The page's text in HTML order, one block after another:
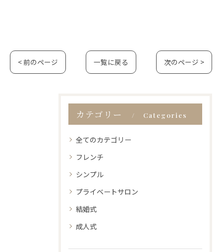
< 前のページ 一覧に戻る 次のページ >
カテゴリー Categories
全てのカテゴリー
フレンチ
シンプル
プライベートサロン
結婚式
成人式